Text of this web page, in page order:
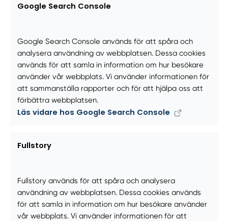
Google Search Console
Google Search Console används för att spåra och
analysera användning av webbplatsen. Dessa cookies
används för att samla in information om hur besökare
använder vår webbplats. Vi använder informationen för
att sammanställa rapporter och för att hjälpa oss att
förbättra webbplatsen.
Läs vidare hos Google Search Console
Fullstory
Fullstory används för att spåra och analysera
användning av webbplatsen. Dessa cookies används
för att samla in information om hur besökare använder
vår webbplats. Vi använder informationen för att